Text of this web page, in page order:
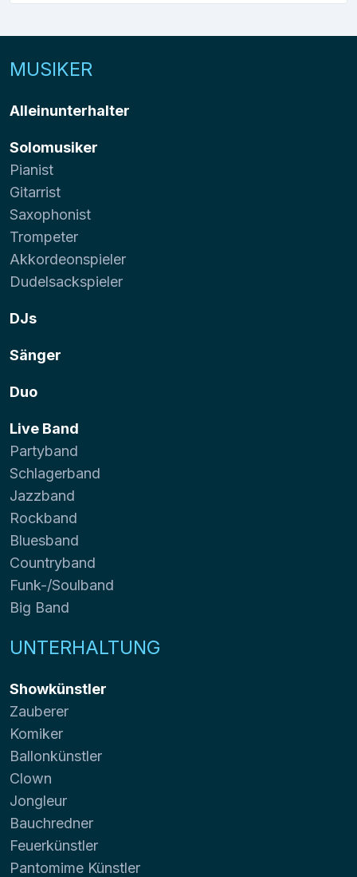
MUSIKER
Alleinunterhalter
Solomusiker
Pianist
Gitarrist
Saxophonist
Trompeter
Akkordeonspieler
Dudelsackspieler
DJs
Sänger
Duo
Live Band
Partyband
Schlagerband
Jazzband
Rockband
Bluesband
Countryband
Funk-/Soulband
Big Band
UNTERHALTUNG
Showkünstler
Zauberer
Komiker
Ballonkünstler
Clown
Jongleur
Bauchredner
Feuerkünstler
Pantomime Künstler